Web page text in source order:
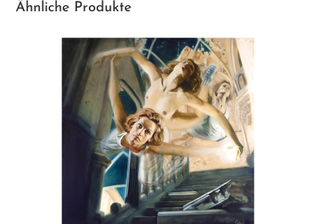
Ähnliche Produkte